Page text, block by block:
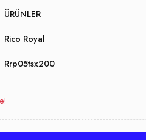
ÜRÜNLER
Rico Royal
Rrp05tsx200